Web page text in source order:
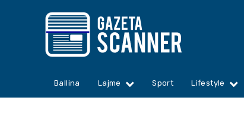
Ballina Lajme Sport Lifestyle